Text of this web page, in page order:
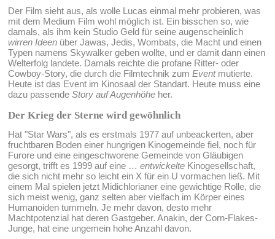
Der Film sieht aus, als wolle Lucas einmal mehr probieren, was
mit dem Medium Film wohl möglich ist. Ein bisschen so, wie
damals, als ihm kein Studio Geld für seine augenscheinlich
wirren Ideen über Jawas, Jedis, Wombats, die Macht und einen
Typen namens Skywalker geben wollte, und er damit dann einen
Welterfolg landete. Damals reichte die profane Ritter- oder
Cowboy-Story, die durch die Filmtechnik zumEventmutierte.
Heute ist das Event im Kinosaal der Standart. Heute muss eine
dazu passendeStory auf Augenhöhe her.
Der Krieg der Sterne wird gewöhnlich
Hat "Star Wars", als es erstmals 1977 auf unbeackerten, aber
fruchtbaren Boden einer hungrigen Kinogemeinde fiel, noch für
Furore und eine eingeschworene Gemeinde von Gläubigen
gesorgt, trifft es 1999 auf eine …entwickelte Kinogesellschaft,
die sich nicht mehr so leicht ein X für ein U vormachen ließ. Mit
einem Mal spielen jetzt Midichlorianer eine gewichtige Rolle, die
sich meist wenig, ganz selten aber vielfach im Körper eines
Humanoiden tummeln. Je mehr davon, desto mehr
Machtpotenzial hat deren Gastgeber. Anakin, der Corn-Flakes-
Junge, hat eine ungemein hohe Anzahl davon.